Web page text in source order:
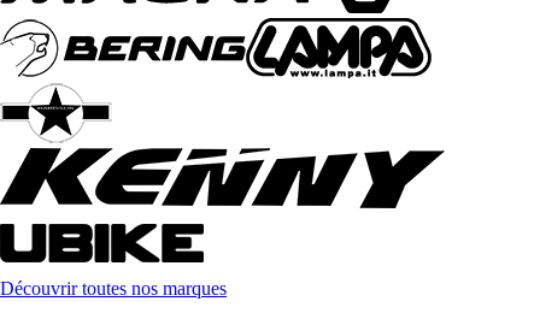
Découvrir toutes nos marques